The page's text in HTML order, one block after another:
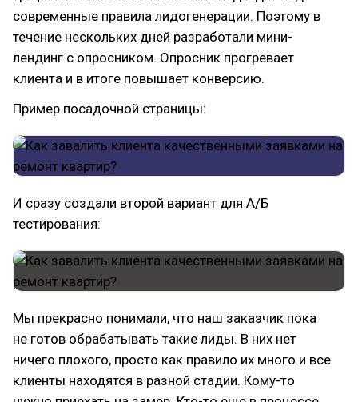
современные правила лидогенерации. Поэтому в
течение нескольких дней разработали мини-
лендинг с опросником. Опросник прогревает
клиента и в итоге повышает конверсию.
Пример посадочной страницы:
И сразу создали второй вариант для А/Б
тестирования:
Мы прекрасно понимали, что наш заказчик пока
не готов обрабатывать такие лиды. В них нет
ничего плохого, просто как правило их много и все
клиенты находятся в разной стадии. Кому-то